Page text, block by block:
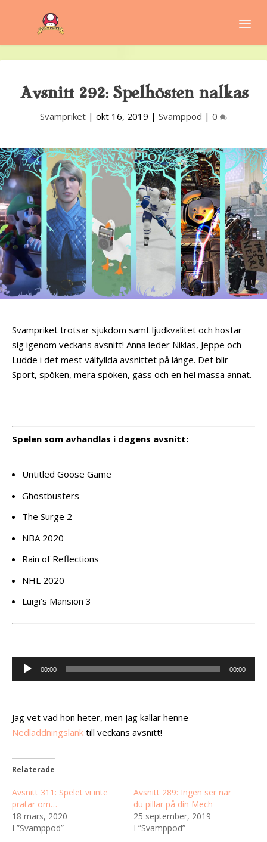
Avsnitt 292: Spelhösten nalkas
Svampriket | okt 16, 2019 | Svamppod | 0
Svampriket trotsar sjukdom samt ljudkvalitet och hostar
sig igenom veckans avsnitt! Anna leder Niklas, Jeppe och
Ludde i det mest välfyllda avsnittet på länge. Det blir
Sport, spöken, mera spöken, gäss och en hel massa annat.
Spelen som avhandlas i dagens avsnitt:
Untitled Goose Game
Ghostbusters
The Surge 2
NBA 2020
Rain of Reflections
NHL 2020
Luigi’s Mansion 3
Ljudspelare
00:00 00:00
Jag vet vad hon heter, men jag kallar henne
Nedladdningslänk till veckans avsnitt!
Relaterade
Avsnitt 311: Spelet vi inte
pratar om…
18 mars, 2020
I ”Svamppod”
Avsnitt 289: Ingen ser när
du pillar på din Mech
25 september, 2019
I ”Svamppod”